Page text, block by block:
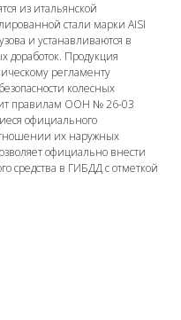
из итальянской
стали марки AISI
и устанавливаются в
доработок. Продукция
регламенту
колесных
правилам ООН № 26-03
официального
их наружных
официально внести
средства в ГИБДД с отметкой